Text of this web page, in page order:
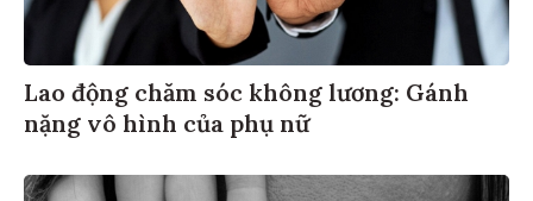
Lao động chăm sóc không lương: Gánh
nặng vô hình của phụ nữ